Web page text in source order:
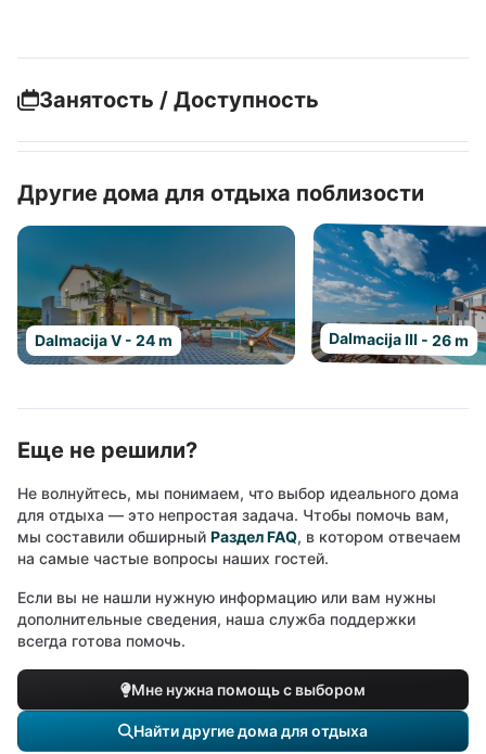
Занятость / Доступность
Другие дома для отдыха поблизости
Dalmacija V - 24 m Dalmacija III - 26 m
Еще не решили?
Не волнуйтесь, мы понимаем, что выбор идеального дома
для отдыха — это непростая задача. Чтобы помочь вам,
мы составили обширный Раздел FAQ, в котором отвечаем
на самые частые вопросы наших гостей.
Если вы не нашли нужную информацию или вам нужны
дополнительные сведения, наша служба поддержки
всегда готова помочь.
Мне нужна помощь с выбором
Найти другие дома для отдыха